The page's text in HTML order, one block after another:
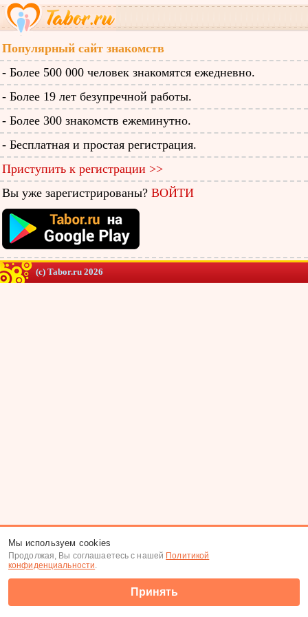
Популярный сайт знакомств
- Более 500 000 человек знакомятся ежедневно.
- Более 19 лет безупречной работы.
- Более 300 знакомств ежеминутно.
- Бесплатная и простая регистрация.
Приступить к регистрации >>
Вы уже зарегистрированы? ВОЙТИ
(c) Tabor.ru 2026
Мы используем cookies
Продолжая, Вы соглашаетесь с нашей Политикой
конфиденциальности.
Принять